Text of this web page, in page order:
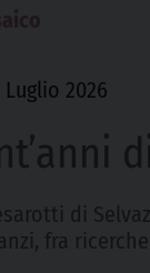
2026
di
fra